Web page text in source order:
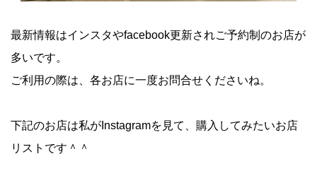
最新情報はインスタやfacebook更新されご予約制のお店が
多いです。
ご利用の際は、各お店に一度お問合せくださいね。
下記のお店は私がInstagramを見て、購入してみたいお店
リストです＾＾